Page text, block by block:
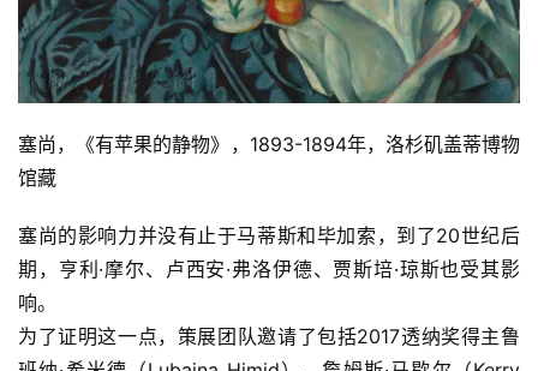
塞尚，《有苹果的静物》，1893-1894年，洛杉矶盖蒂博物
馆藏
塞尚的影响力并没有止于马蒂斯和毕加索，到了20世纪后
期，亨利·摩尔、卢西安·弗洛伊德、贾斯培·琼斯也受其影
响。
为了证明这一点，策展团队邀请了包括2017透纳奖得主鲁